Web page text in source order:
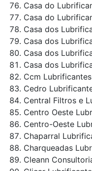
Casa do
Casa do
Casa dos
Casa dos
Casa dos
Casa dos
Ccm Lubrificantes
Cedro
Central Filtros e
Centro Oeste
Centro-Oeste
Chaparral
Charqueadas
Cleann